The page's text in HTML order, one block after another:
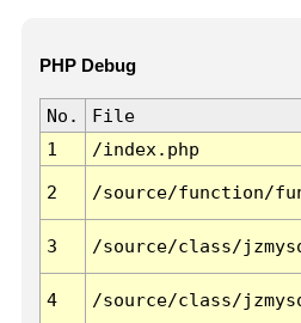
PHP Debug
No. File
1
/index.php
2 /source/function/
3 /source/class/
4 /source/class/